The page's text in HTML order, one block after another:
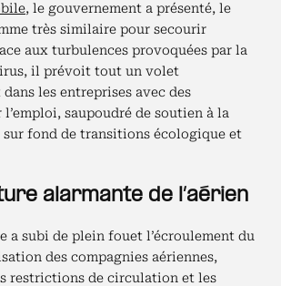
, le gouvernement a présenté, le
très similaire pour secourir
aux turbulences provoquées par la
il prévoit tout un volet
les entreprises avec des
saupoudré de soutien à la
sur fond de transitions écologique et
alarmante de l’aérien
a subi de plein fouet l’écroulement du
des compagnies aériennes,
restrictions de circulation et les